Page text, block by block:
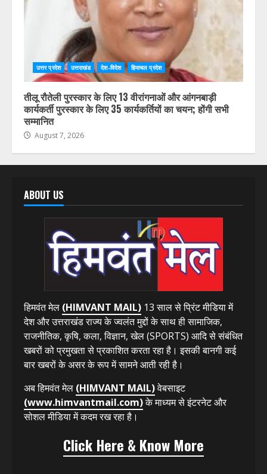
उत्तर प्रदेश उत्तराखंड देश-विदेश हिमाचल प्रदेश
तीलू रौतेली पुरस्कार के लिए 13 वीरांगनाओं और आंगनबाड़ी
कार्यकर्ती पुरस्कार के लिए 35 कार्यकर्तियों का चयन; होंगी सभी
सम्मानित
August 7, 2026
ABOUT US
हिमवंत मेल (HIMVANT MAIL) 13 साल से प्रिंट मीडिया में
देश और उत्तराखंड राज्य के ज्वलंत मुद्दों के साथ ही सामाजिक,
राजनीतिक, कृषि, कला, विज्ञान, खेल (SPORTS) आदि से संबंधित
खबरों को प्रमुखता से प्रकाशित करता रहा है। इसकी बानगी कई
बार खबरों के असर के रूप में सामने आती रही है।
अब हिमवंत मेल (HIMVANT MAIL)वेबसाइट
(www.himvantmail.com)के माध्यम से इंटरनेट और
सोशल मीडिया में कदम रख रहा है।
Click Here & Know More